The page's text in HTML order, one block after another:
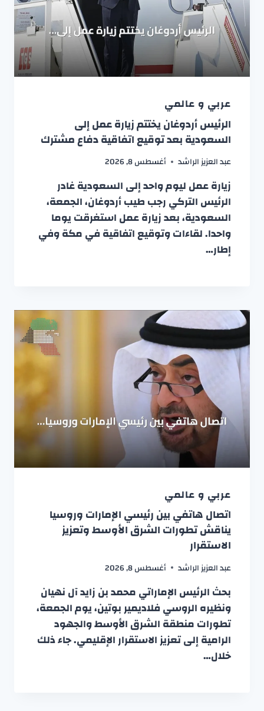
عربي و عالمي
الرئيس أردوغان يختتم زيارة عمل إلى
السعودية بعد توقيع اتفاقية دفاع مشترك
عبد العزيز الراشد أغسطس 8, 2026
زيارة عمل ليوم واحد إلى السعودية غادر
الرئيس التركي رجب طيب أردوغان، الجمعة،
السعودية، بعد زيارة عمل استغرقت يوما
واحدا. لقاءات وتوقيع اتفاقية في مكة وفي
إطار…
عربي و عالمي
اتصال هاتفي بين رئيسي الإمارات وروسيا
يناقش تطورات الشرق الأوسط وتعزيز
الاستقرار
عبد العزيز الراشد أغسطس 8, 2026
بحث الرئيس الإماراتي محمد بن زايد آل نهيان
ونظيره الروسي فلاديمير بوتين، يوم الجمعة،
تطورات منطقة الشرق الأوسط والجهود
الرامية إلى تعزيز الاستقرار الإقليمي. جاء ذلك
خلال…